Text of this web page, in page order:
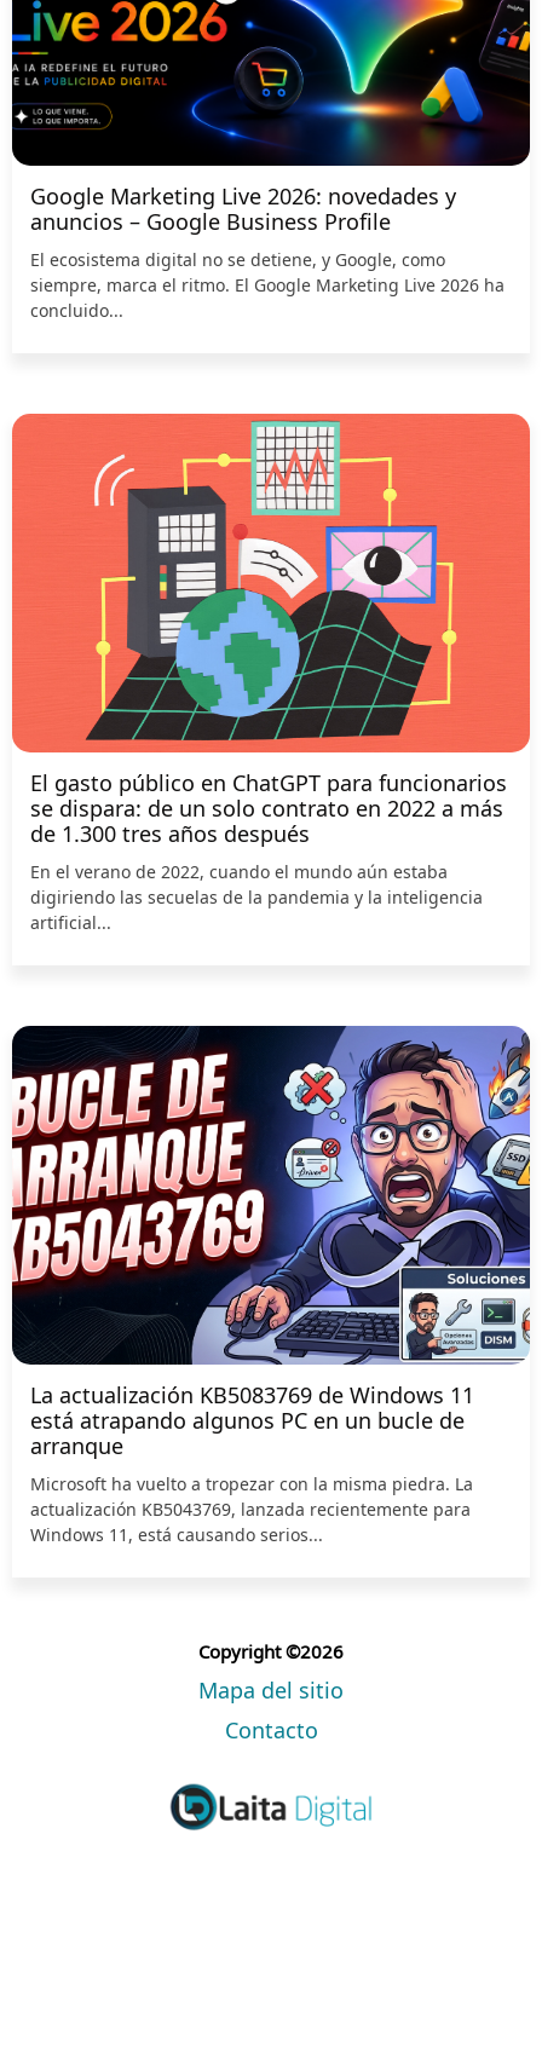
Google Marketing Live 2026: novedades y
anuncios – Google Business Profile
El ecosistema digital no se detiene, y Google, como
siempre, marca el ritmo. El Google Marketing Live 2026 ha
concluido...
El gasto público en ChatGPT para funcionarios
se dispara: de un solo contrato en 2022 a más
de 1.300 tres años después
En el verano de 2022, cuando el mundo aún estaba
digiriendo las secuelas de la pandemia y la inteligencia
artificial...
La actualización KB5083769 de Windows 11
está atrapando algunos PC en un bucle de
arranque
Microsoft ha vuelto a tropezar con la misma piedra. La
actualización KB5043769, lanzada recientemente para
Windows 11, está causando serios...
Copyright ©2026
Mapa del sitio
Contacto